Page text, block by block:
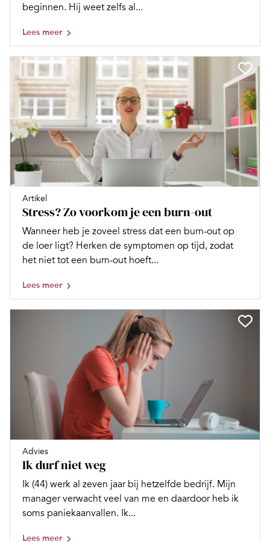
beginnen. Hij weet zelfs al...
Lees meer
Artikel
Stress? Zo voorkom je een burn-out
Wanneer heb je zoveel stress dat een burn-out op
de loer ligt? Herken de symptomen op tijd, zodat
het niet tot een burn-out hoeft...
Lees meer
Advies
Ik durf niet weg
Ik (44) werk al zeven jaar bij hetzelfde bedrijf. Mijn
manager verwacht veel van me en daardoor heb ik
soms paniekaanvallen. Ik...
Lees meer